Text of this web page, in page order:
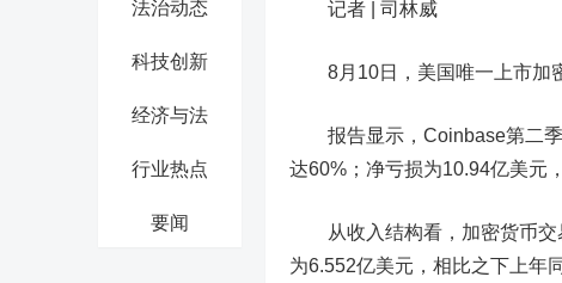
法治动态
科技创新
经济与法
行业热点
要闻
记者 | 司林威
8月 10日 ， 美国唯一上市加
报告显示，Coinbase第二
达60% ；净亏损为10.94亿美元
从收入结构看，加密货币交
为6.552亿美元，相比之下上年